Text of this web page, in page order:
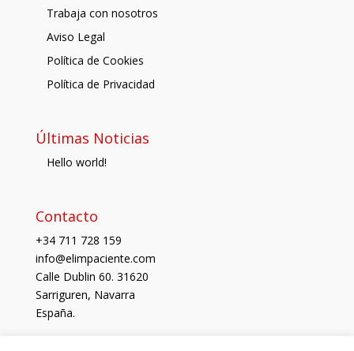
Trabaja con nosotros
Aviso Legal
Política de Cookies
Política de Privacidad
Últimas Noticias
Hello world!
Contacto
+34 711 728 159
info@elimpaciente.com
Calle Dublin 60. 31620
Sarriguren, Navarra
España.